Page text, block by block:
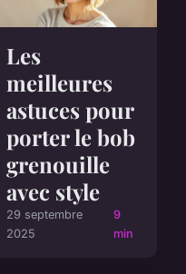
Les
meilleures
astuces pour
porter le bob
grenouille
avec style
29 septembre
2025
9
min